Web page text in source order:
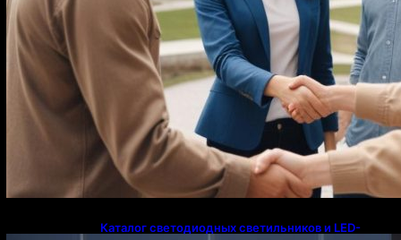
Каталог светодиодных светильников и LED-